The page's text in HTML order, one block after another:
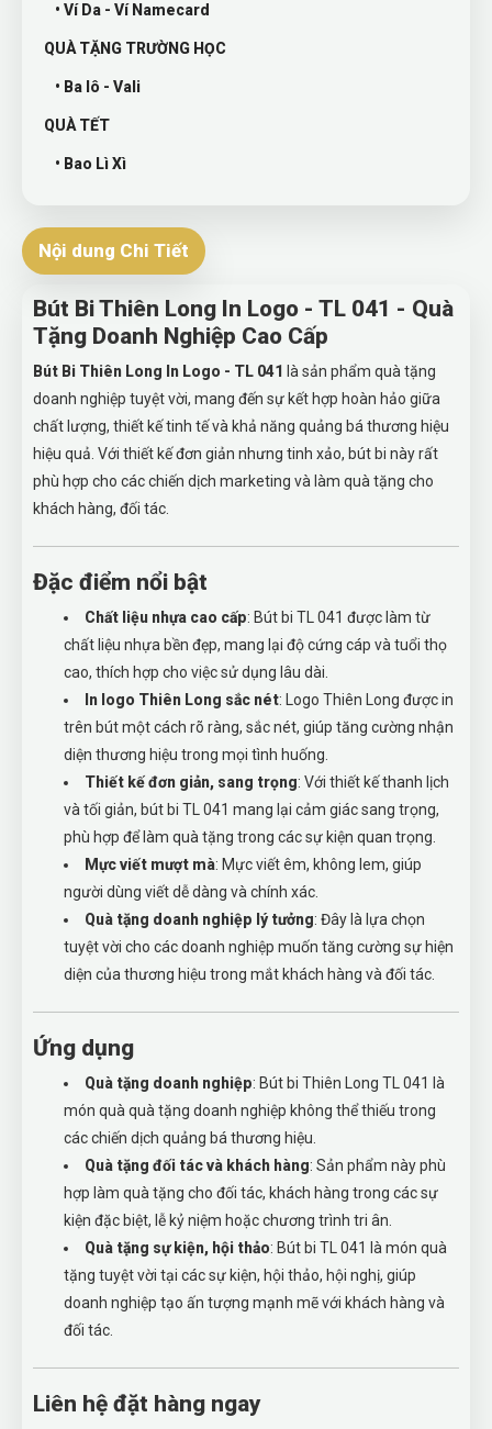
• Ví Da - Ví Namecard
QUÀ TẶNG TRƯỜNG HỌC
• Ba lô - Vali
QUÀ TẾT
• Bao Lì Xì
Nội dung Chi Tiết
Bút Bi Thiên Long In Logo - TL 041 - Quà
Tặng Doanh Nghiệp Cao Cấp
Bút Bi Thiên Long In Logo - TL 041 là sản phẩm quà tặng
doanh nghiệp tuyệt vời, mang đến sự kết hợp hoàn hảo giữa
chất lượng, thiết kế tinh tế và khả năng quảng bá thương hiệu
hiệu quả. Với thiết kế đơn giản nhưng tinh xảo, bút bi này rất
phù hợp cho các chiến dịch marketing và làm quà tặng cho
khách hàng, đối tác.
Đặc điểm nổi bật
Chất liệu nhựa cao cấp: Bút bi TL 041 được làm từ
chất liệu nhựa bền đẹp, mang lại độ cứng cáp và tuổi thọ
cao, thích hợp cho việc sử dụng lâu dài.
In logo Thiên Long sắc nét: Logo Thiên Long được in
trên bút một cách rõ ràng, sắc nét, giúp tăng cường nhận
diện thương hiệu trong mọi tình huống.
Thiết kế đơn giản, sang trọng: Với thiết kế thanh lịch
và tối giản, bút bi TL 041 mang lại cảm giác sang trọng,
phù hợp để làm quà tặng trong các sự kiện quan trọng.
Mực viết mượt mà: Mực viết êm, không lem, giúp
người dùng viết dễ dàng và chính xác.
Quà tặng doanh nghiệp lý tưởng: Đây là lựa chọn
tuyệt vời cho các doanh nghiệp muốn tăng cường sự hiện
diện của thương hiệu trong mắt khách hàng và đối tác.
Ứng dụng
Quà tặng doanh nghiệp: Bút bi Thiên Long TL 041 là
món quà quà tặng doanh nghiệp không thể thiếu trong
các chiến dịch quảng bá thương hiệu.
Quà tặng đối tác và khách hàng: Sản phẩm này phù
hợp làm quà tặng cho đối tác, khách hàng trong các sự
kiện đặc biệt, lễ kỷ niệm hoặc chương trình tri ân.
Quà tặng sự kiện, hội thảo: Bút bi TL 041 là món quà
tặng tuyệt vời tại các sự kiện, hội thảo, hội nghị, giúp
doanh nghiệp tạo ấn tượng mạnh mẽ với khách hàng và
đối tác.
Liên hệ đặt hàng ngay